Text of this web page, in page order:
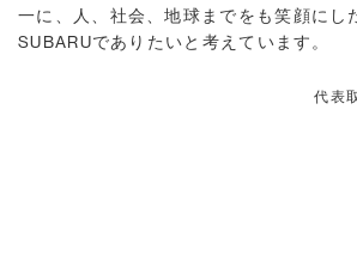
一に、人、社会、地球までをも笑顔にし
SUBARUでありたいと考えています。
代表